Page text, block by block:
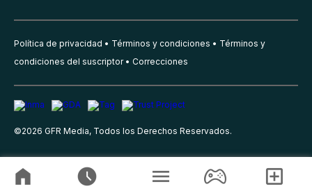
Política de privacidad Términos y condiciones
Términos y
condiciones del suscriptor
Correcciones
©2026 GFR Media, Todos los Derechos Reservados.